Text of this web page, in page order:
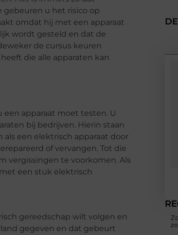
u het risico op
omdat hij met een apparaat
wordt gesteld en dat de
de cursus keuren
heeft die alle apparaten kan
apparaat moet testen. U
bij bedrijven. Hierin staan
een elektrisch apparaat door
of vervangen. Tot die
vergissingen te voorkomen. Als
een stuk elektrisch
gereedschap wilt volgen en
gegeven en dat gebeurt